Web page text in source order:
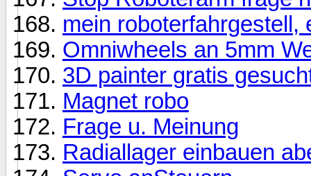
mein roboterfahrgestell,
Omniwheels an 5mm
3D painter gratis
Magnet robo
Frage u. Meinung
Radiallager einbauen